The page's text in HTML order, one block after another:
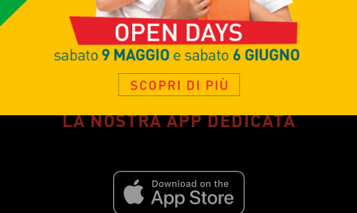
Sfoglia il nostro catalogo
SCARICA ORA
LA NOSTRA APP DEDICATA